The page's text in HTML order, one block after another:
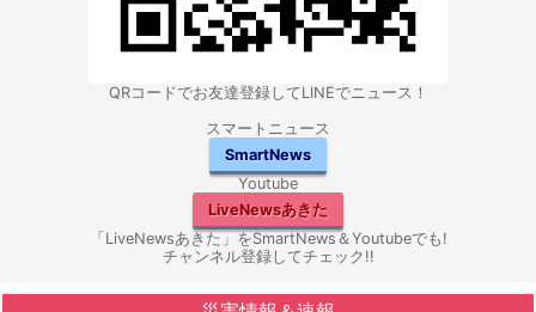
QRコードでお友達登録してLINEでニュース！
スマートニュース
SmartNews
Youtube
LiveNewsあきた
「LiveNewsあきた」をSmartNews＆Youtubeでも!
チャンネル登録してチェック!!